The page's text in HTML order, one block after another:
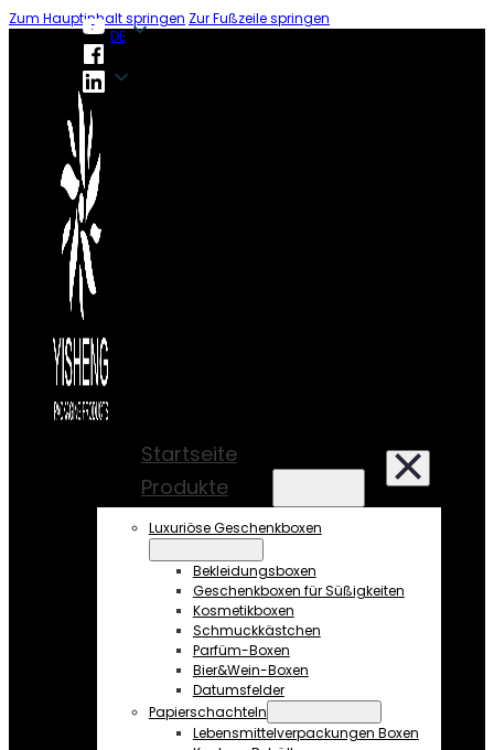
Zum Hauptinhalt springen Zur Fußzeile springen
DE
Startseite
Produkte
Luxuriöse Geschenkboxen
Bekleidungsboxen
Geschenkboxen für Süßigkeiten
Kosmetikboxen
Schmuckkästchen
Parfüm-Boxen
Bier&Wein-Boxen
Datumsfelder
Papierschachteln
Lebensmittelverpackungen Boxen